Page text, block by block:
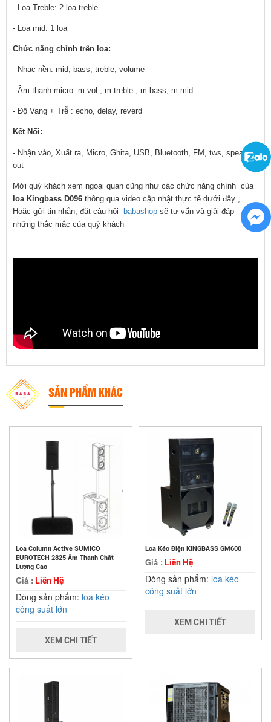
- Loa Treble: 2 loa treble
- Loa mid: 1 loa
Chức năng chỉnh trên loa:
- Nhạc nền: mid, bass, treble, volume
- Âm thanh micro: m.vol , m.treble , m.bass, m.mid
- Độ Vang + Trễ : echo, delay, reverd
Kết Nối:
- Nhận vào, Xuất ra, Micro, Ghita, USB, Bluetooth, FM, tws, speaker
out
Mời quý khách xem ngoại quan cũng như các chức năng chính  của
loa Kingbass D096 thông qua video cập nhật thực tế dưới đây ,
Hoặc gửi tin nhắn, đặt câu hỏi
babashop sẽ tư vấn và giải đáp
những thắc mắc của quý khách
SẢN PHẨM KHÁC
Loa Column Active SUMICO
EUROTECH 2825 Âm Thanh Chất
Lượng Cao
Giá : Liên Hệ
Dòng sản phẩm: loa kéo
công suất lớn
XEM CHI TIẾT
Loa Kéo Điện KINGBASS GM600
Giá : Liên Hệ
Dòng sản phẩm: loa kéo
công suất lớn
XEM CHI TIẾT